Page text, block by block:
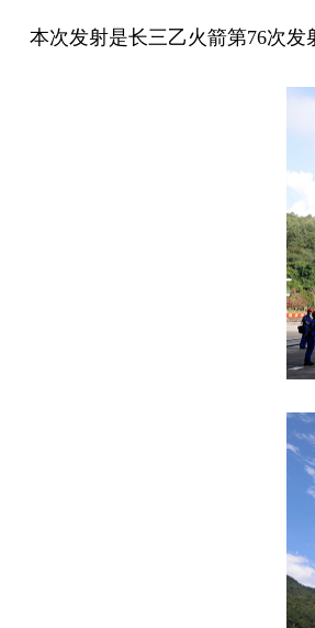
本次发射是长三乙火箭第76次发射